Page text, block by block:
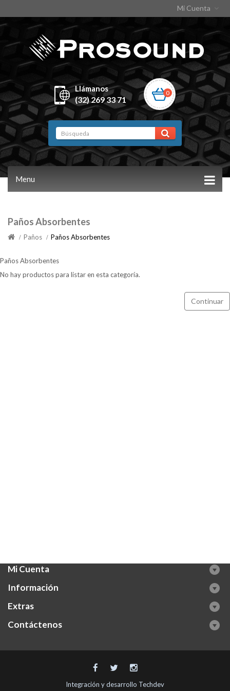
Mi Cuenta
Llámanos
(32) 269 33 71
0
Menu
Paños Absorbentes
Paños Paños Absorbentes
Paños Absorbentes
No hay productos para listar en esta categoría.
Continuar
Mi Cuenta
Información
Extras
Contáctenos
Integración y desarrollo Techdev